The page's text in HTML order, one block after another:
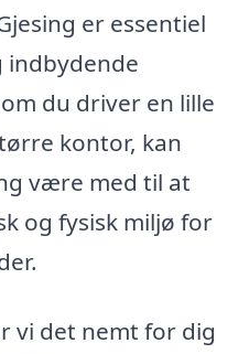
er essentiel
indbydende
du driver en lille
kontor, kan
være med til at
og fysisk miljø for
vi det nemt for dig